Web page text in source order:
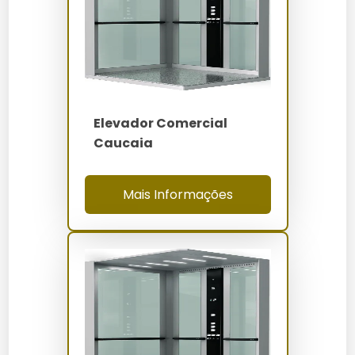
Pressione o botão de chamada no andar
Aguarde a chegada do elevador, verificando o
painel de indicação.
Espere o elevador parar suavemente no andar
Quanto Custa Elevador
Comercial Quixadá
O preço do Elevador Comercial Quixadá varia entre R$
150.000 e R$ 300.000. Fatores como personalização,
capacidade e especificações técnicas influenciam no
custo final. Para mais detalhes sobre preços, confira
Elevador Comercial
Caucaia
Mais Informações